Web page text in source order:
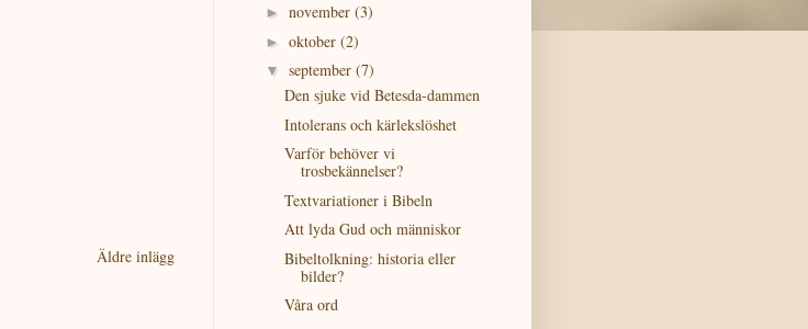
Äldre inlägg
► november (3)
► oktober (2)
▼ september (7)
Den sjuke vid Betesda-dammen
Intolerans och kärlekslöshet
Varför behöver vi
trosbekännelser?
Textvariationer i Bibeln
Att lyda Gud och människor
Bibeltolkning: historia eller
bilder?
Våra ord